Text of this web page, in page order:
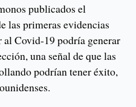
publicados el
las primeras evidencias
Covid-19 podría generar
una señal de que las
podrían tener éxito,